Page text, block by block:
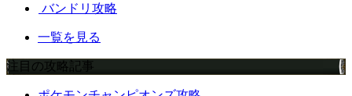
バンドリ攻略
一覧を見る
注目の攻略記事